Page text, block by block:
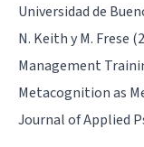
Universidad de
N. Keith y M. Frese
Management
Metacognition as
Journal of Applied